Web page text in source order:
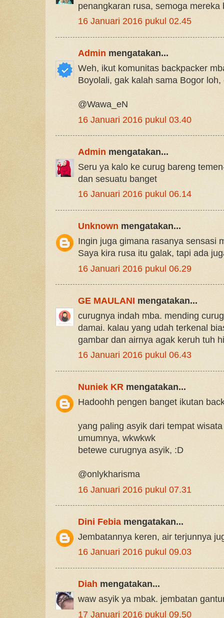
penangkaran rusa, semoga mereka
16 Januari 2016 pukul 02.45
Admin mengatakan...
Weh, ikut komunitas backpacker
Boyolali, gak kalah sama Bogor
@Wawa_eN
16 Januari 2016 pukul 03.40
Admin mengatakan...
Seru ya kalo ke curug bareng
dan sesuatu banget
16 Januari 2016 pukul 06.14
Unknown mengatakan...
Ingin juga gimana rasanya sensasi
Saya kira rusa itu galak, tapi ada
16 Januari 2016 pukul 06.29
GE MAULANI mengatakan...
curugnya indah mba. mending
damai. kalau yang udah terkenal
gambar dan airnya agak keruh tuh
16 Januari 2016 pukul 06.43
Nuniek KR mengatakan...
Hadoohh pengen banget ikutan
yang paling asyik dari tempat
umumnya, wkwkwk
betewe curugnya asyik, :D
@onlykharisma
16 Januari 2016 pukul 07.31
Dini Febiamengatakan...
Jembatannya keren, air terjunnya
16 Januari 2016 pukul 09.03
Diah mengatakan...
waw asyik ya mbak. jembatan
17 Januari 2016 pukul 09.50